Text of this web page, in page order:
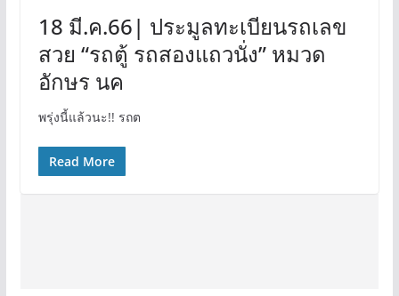
18 มี.ค.66| ประมูลทะเบียนรถเลข
สวย “รถตู้ รถสองแถวนั่ง” หมวด
อักษร นค
พรุ่งนี้แล้วนะ!! รถต
Read More